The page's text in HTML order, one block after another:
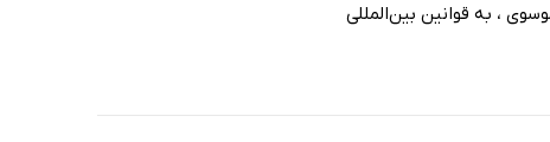
، به قوانین بین‌المللی